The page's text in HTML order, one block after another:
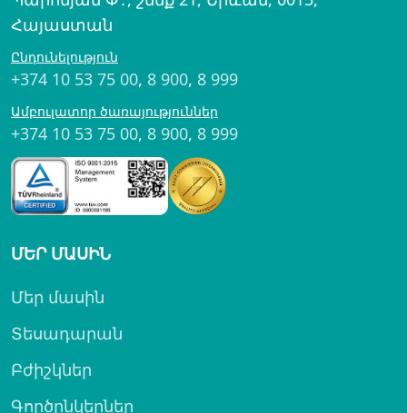
Հայաստան
Ընդունելություն
+374 10 53 75 00, 8 900, 8 999
Ամբուլատոր ծառայություններ
+374 10 53 75 00, 8 900, 8 999
ՄԵՐ ՄԱՍԻՆ
Մեր մասին
Տեսադարան
Բժիշկներ
Գործընկերներ